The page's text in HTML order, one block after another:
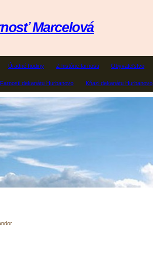
Úradné hodiny Z histórie farnosti Obyvateľstvo
Farnosti dekanátu Hurbanovo Kňazi dekanátu Hurbanovo
Marcelová